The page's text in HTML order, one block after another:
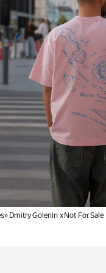
Dmitry Golenin x Not For Sale